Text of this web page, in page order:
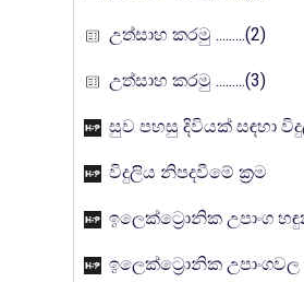
උත්සාහ කරමු .........(2)
උත්සාහ කරමු .........(3)
සුව පහසු දිවියක් සඳහා
විදුලිය නිපදවීමේ ක්‍රම
ඉලෙක්ට්‍රොනික උපාංග
ඉලෙක්ට්‍රොනික උපාංගවල